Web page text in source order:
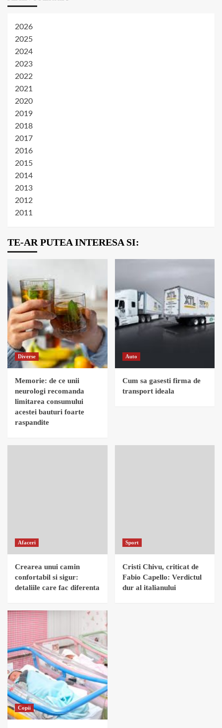
2026
2025
2024
2023
2022
2021
2020
2019
2018
2017
2016
2015
2014
2013
2012
2011
TE-AR PUTEA INTERESA SI:
Diverse
Memorie: de ce unii
neurologi recomanda
limitarea consumului
acestei bauturi foarte
raspandite
Auto
Cum sa gasesti firma de
transport ideala
Afaceri
Crearea unui camin
confortabil si sigur:
detaliile care fac diferenta
Sport
Cristi Chivu, criticat de
Fabio Capello: Verdictul
dur al italianului
Copii